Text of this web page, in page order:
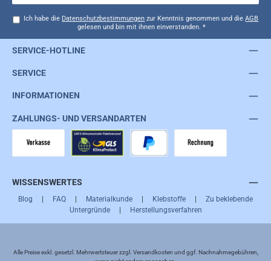
Ich habe die Datenschutzbestimmungen zur Kenntnis genommen und dieAGB
gelesen und bin mit ihnen einverstanden. *
SERVICE-HOTLINE
SERVICE
INFORMATIONEN
ZAHLUNGS- UND VERSANDARTEN
WISSENSWERTES
Blog | FAQ | Materialkunde | Klebstoffe | Zu beklebende
Untergründe| Herstellungsverfahren
Alle Preise exkl. gesetzl. Mehrwertsteuer zzgl. Versandkosten und ggf. Nachnahmegebühren,